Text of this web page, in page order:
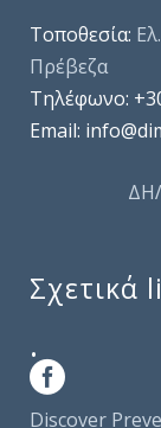
Τοποθεσία:
Πρέβεζα
Τηλέφωνo:
Email:
Σχετικά
.
Discover